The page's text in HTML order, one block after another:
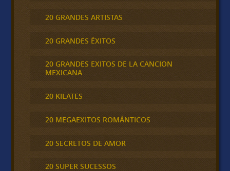
20 GRANDES ARTISTAS
20 GRANDES ÉXITOS
20 GRANDES EXITOS DE LA CANCION
MEXICANA
20 KILATES
20 MEGAEXITOS ROMÁNTICOS
20 SECRETOS DE AMOR
20 SUPER SUCESSOS